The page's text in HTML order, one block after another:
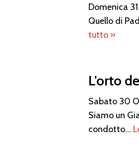
Domenica
Quello di
tutto »
L’orto
Sabato 30
Siamo un
condotto…